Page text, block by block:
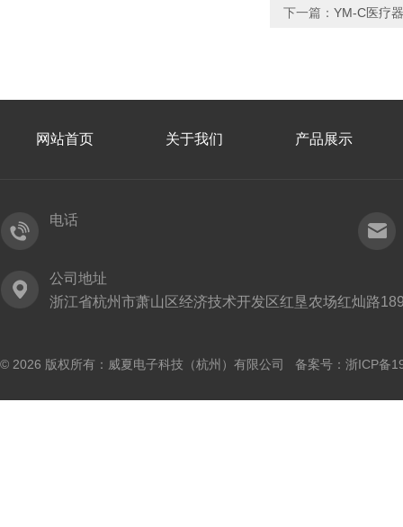
下一篇： YM-C医疗
网站首页 关于我们 产品展示
电话
公司地址
浙江省杭州市萧山区经济技术开发区红垦农场红灿路
© 2026 版权所有：威夏电子科技（杭州）有限公司 备案号： 浙ICP备